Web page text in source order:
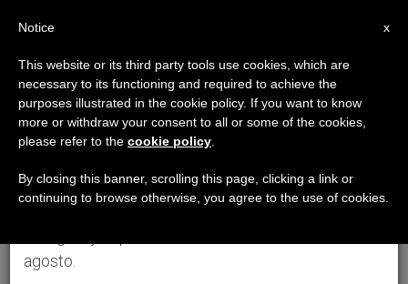
×
Aviso importante
Del 27 de julio al 7 de agosto haremos la pausa
anual, aprovechando que en el periodo de verano
se generan menos informaciones y también el
agosto.
x
Notice
This website or its third party tools use cookies, which are
necessary to its functioning and required to achieve the
purposes illustrated in the cookie policy. If you want to know
more or withdraw your consent to all or some of the cookies,
please refer to the cookie policy
By closing this banner, scrolling this page, clicking a link or
continuing to browse otherwise, you agree to the use of cookies.